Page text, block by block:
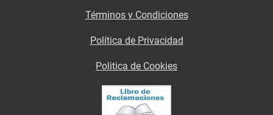
Términos y Condiciones
Política de Privacidad
Politica de Cookies